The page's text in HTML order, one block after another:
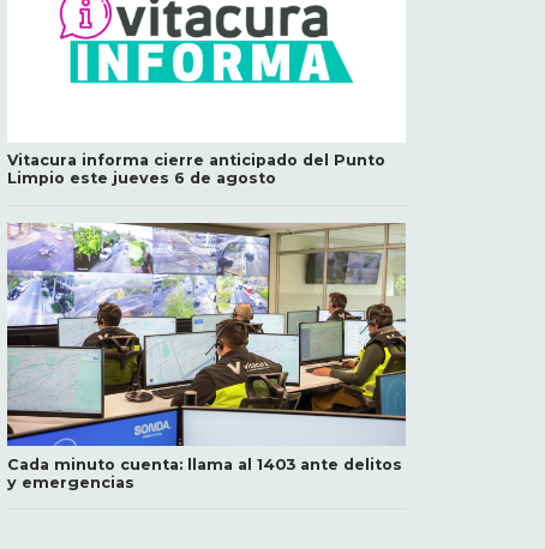
Vitacura informa cierre anticipado del Punto
Limpio este jueves 6 de agosto
Cada minuto cuenta: llama al 1403 ante delitos
y emergencias